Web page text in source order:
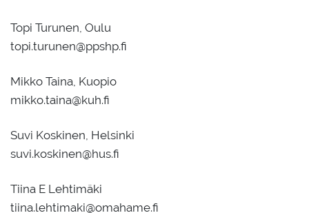
Topi Turunen, Oulu
topi.turunen@ppshp.fi
Mikko Taina, Kuopio
mikko.taina@kuh.fi
Suvi Koskinen, Helsinki
suvi.koskinen@hus.fi
Tiina E Lehtimäki
tiina.lehtimaki@omahame.fi